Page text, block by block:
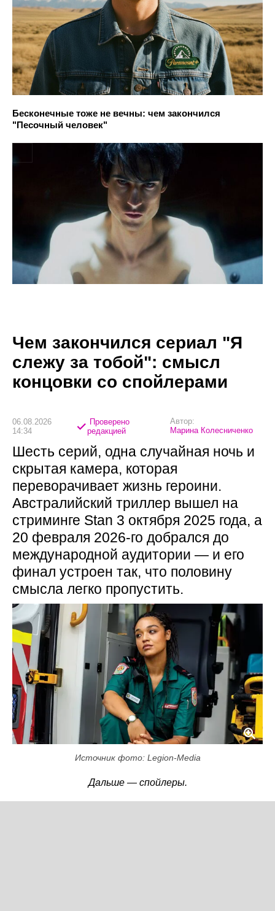
Бесконечные тоже не вечны: чем закончился
"Песочный человек"
Чем закончился сериал "Я
слежу за тобой": смысл
концовки со спойлерами
06.08.2026
14:34
Проверено
редакцией
Автор:
Марина Колесниченко
Шесть серий, одна случайная ночь и
скрытая камера, которая
переворачивает жизнь героини.
Австралийский триллер вышел на
стриминге Stan 3 октября 2025 года, а
20 февраля 2026-го добрался до
международной аудитории — и его
финал устроен так, что половину
смысла легко пропустить.
Источник фото: Legion-Media
Дальше — спойлеры.